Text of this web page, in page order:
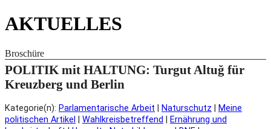
AKTUELLES
Broschüre
POLITIK mit HALTUNG: Turgut Altuğ für
Kreuzberg und Berlin
Kategorie(n): Parlamentarische Arbeit Naturschutz
Meine
politischen Artikel
Wahlkreisbetreffend
Ernährung und